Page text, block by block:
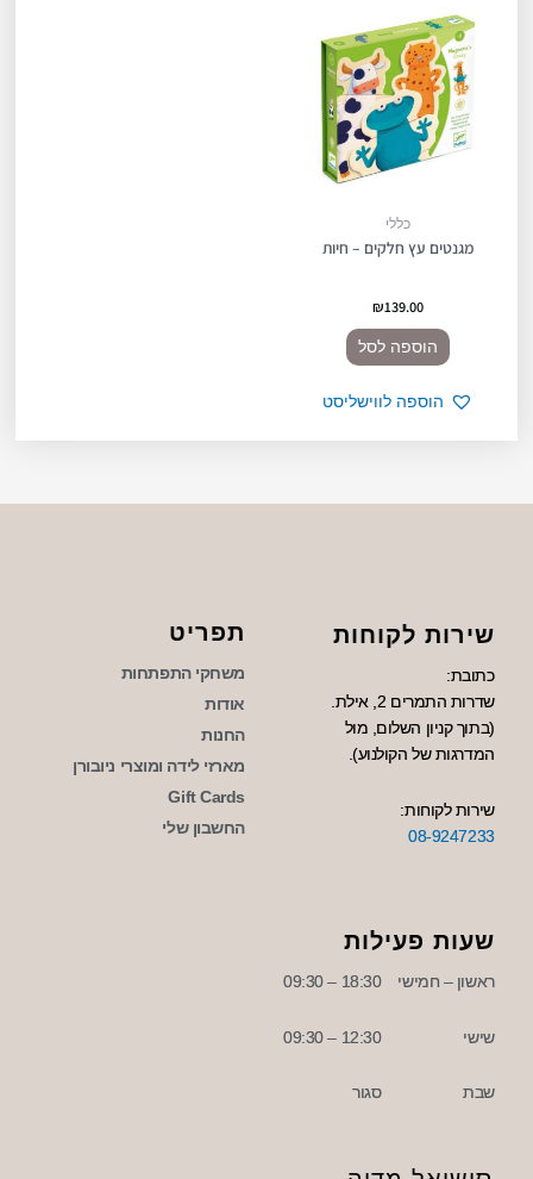
כללי
מגנטים עץ חלקים – חיות
₪139.00
הוספה לסל
הוספה לווישליסט
שירות לקוחות
כתובת:
שדרות התמרים 2, אילת.
(בתוך קניון השלום, מול
המדרגות של הקולנוע).
שירות לקוחות:
08-9247233
תפריט
משחקי התפתחות
אודות
החנות
מארזי לידה ומוצרי ניובורן
Gift Cards
החשבון שלי
שעות פעילות
ראשון – חמישי
שישי
שבת
18:30 – 09:30
12:30 – 09:30
סגור